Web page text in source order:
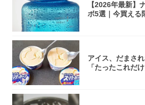
【2026年最新】
ボ5選｜今買える
アイス、だまさ
「たったこれだ